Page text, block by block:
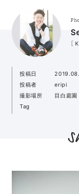
［
投稿日
投稿者
eripi
撮影場所
目白庭
Tag